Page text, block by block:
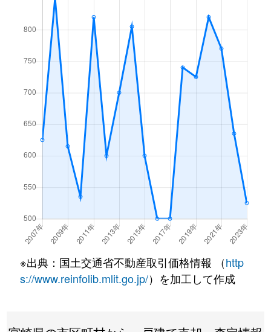
※出典：国土交通省不動産取引価格情報 （http
s://www.reinfolib.mlit.go.jp/）を加工して作成